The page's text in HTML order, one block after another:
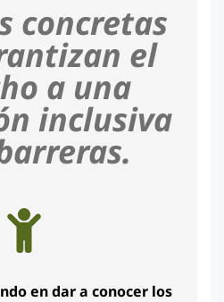
concretas
el
a una
inclusiva
en dar a conocer los